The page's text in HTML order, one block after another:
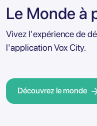
Le Monde à
Vivez l'expérience de
l'application Vox City.
Découvrez le monde